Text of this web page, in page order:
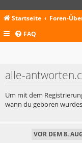
Startseite Foren-
FAQ
alle-
Um mit dem
wann du geboren